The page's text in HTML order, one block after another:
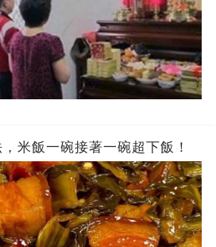
米飯一碗接著一碗超下飯！